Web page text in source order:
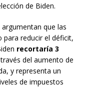
de Biden.
que las
reducir el déficit,
recortaría 3
del aumento de
y representa un
de impuestos